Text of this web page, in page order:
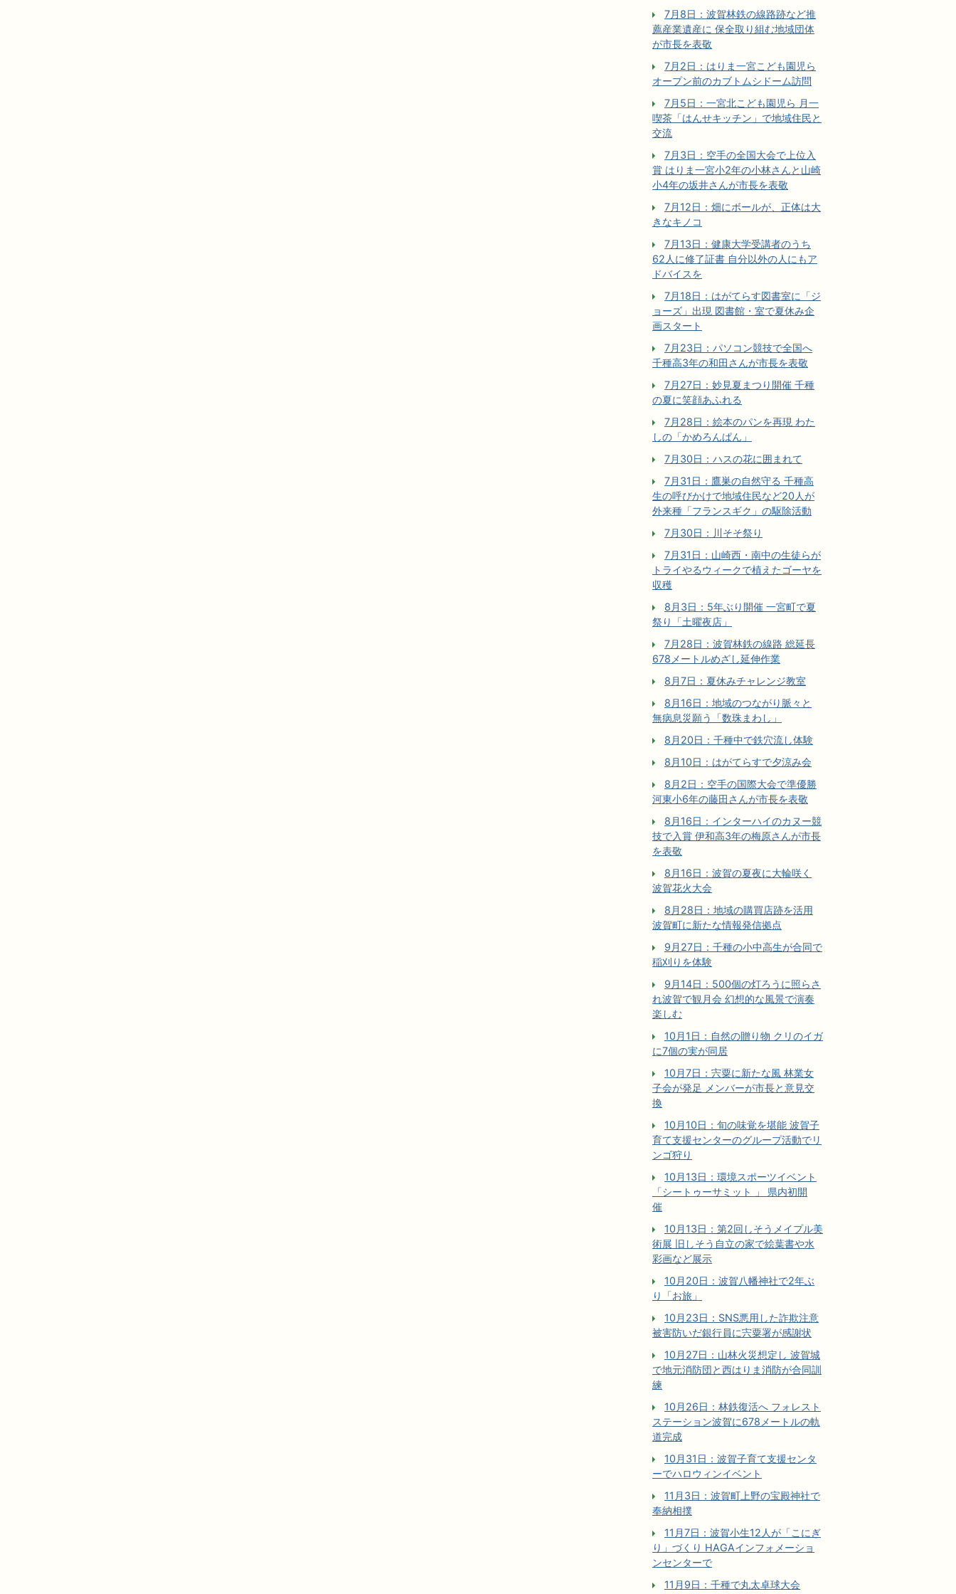
7月8日：波賀林鉄の線路跡など推
薦産業遺産に 保全取り組む地域団体
が市長を表敬
7月2日：はりま一宮こども園児ら
オープン前のカブトムシドーム訪問
7月5日：一宮北こども園児ら 月一
喫茶「はんせキッチン」で地域住民と
交流
7月3日：空手の全国大会で上位入
賞 はりま一宮小2年の小林さんと山崎
小4年の坂井さんが市長を表敬
7月12日：畑にボールが、正体は大
きなキノコ
7月13日：健康大学受講者のうち
62人に修了証書 自分以外の人にもア
ドバイスを
7月18日：はがてらす図書室に「ジ
ョーズ」出現 図書館・室で夏休み企
画スタート
7月23日：パソコン競技で全国へ
千種高3年の和田さんが市長を表敬
7月27日：妙見夏まつり開催 千種
の夏に笑顔あふれる
7月28日：絵本のパンを再現 わた
しの「かめろんぱん」
7月30日：ハスの花に囲まれて
7月31日：鷹巣の自然守る 千種高
生の呼びかけで地域住民など20人が
外来種「フランスギク」の駆除活動
7月30日：川そそ祭り
7月31日：山崎西・南中の生徒らが
トライやるウィークで植えたゴーヤを
収穫
8月3日：5年ぶり開催 一宮町で夏
祭り「土曜夜店」
7月28日：波賀林鉄の線路 総延長
678メートルめざし延伸作業
8月7日：夏休みチャレンジ教室
8月16日：地域のつながり脈々と
無病息災願う「数珠まわし」
8月20日：千種中で鉄穴流し体験
8月10日：はがてらすで夕涼み会
8月2日：空手の国際大会で準優勝
河東小6年の藤田さんが市長を表敬
8月16日：インターハイのカヌー競
技で入賞 伊和高3年の梅原さんが市長
を表敬
8月16日：波賀の夏夜に大輪咲く
波賀花火大会
8月28日：地域の購買店跡を活用
波賀町に新たな情報発信拠点
9月27日：千種の小中高生が合同で
稲刈りを体験
9月14日：500個の灯ろうに照らさ
れ波賀で観月会 幻想的な風景で演奏
楽しむ
10月1日：自然の贈り物 クリのイガ
に7個の実が同居
10月7日：宍粟に新たな風 林業女
子会が発足 メンバーが市長と意見交
換
10月10日：旬の味覚を堪能 波賀子
育て支援センターのグループ活動でリ
ンゴ狩り
10月13日：環境スポーツイベント
「シートゥーサミット 」 県内初開
催
10月13日：第2回しそうメイプル美
術展 旧しそう自立の家で絵葉書や水
彩画など展示
10月20日：波賀八幡神社で2年ぶ
り「お旅」
10月23日：SNS悪用した詐欺注意
被害防いだ銀行員に宍粟署が感謝状
10月27日：山林火災想定し 波賀城
で地元消防団と西はりま消防が合同訓
練
10月26日：林鉄復活へ フォレスト
ステーション波賀に678メートルの軌
道完成
10月31日：波賀子育て支援センタ
ーでハロウィンイベント
11月3日：波賀町上野の宝殿神社で
奉納相撲
11月7日：波賀小生12人が「こにぎ
り」づくり HAGAインフォメーショ
ンセンターで
11月9日：千種で丸太卓球大会